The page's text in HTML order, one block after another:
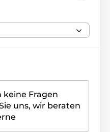
keine Fragen
uns, wir beraten